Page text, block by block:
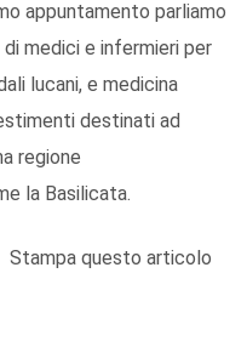
appuntamento parliamo
medici e infermieri per
lucani, e medicina
destinati ad
regione
la Basilicata.
Stampa questo articolo